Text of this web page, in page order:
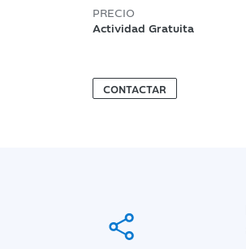
PRECIO
Actividad Gratuita
CONTACTAR